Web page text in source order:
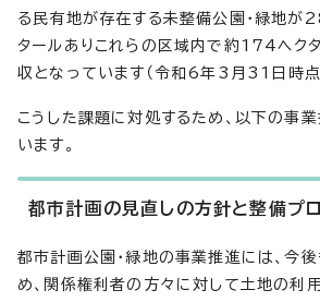
る民有地が存在する未整備公園・緑地が
タールありこれらの区域内で約174ヘク
収となっています（令和6年3月31日時点
こうした課題に対処するため、以下の事
います。
都市計画の見直しの方針と整備プ
都市計画公園・緑地の事業推進には、今
め、関係権利者の方々に対して土地の利